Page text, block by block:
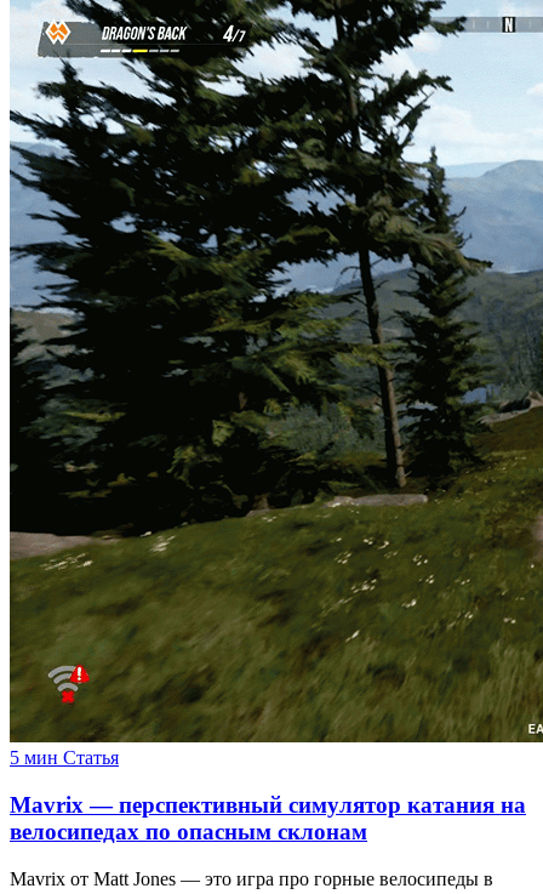
5 мин Статья
Mavrix — перспективный симулятор катания на
велосипедах по опасным склонам
Mavrix от Matt Jones — это игра про горные велосипеды в